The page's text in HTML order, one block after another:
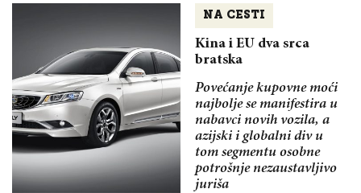
NA CESTI
Kina i EU dva srca
bratska
Povećanje kupovne moći
najbolje se manifestira u
nabavci novih vozila, a
azijski i globalni div u
tom segmentu osobne
potrošnje nezaustavljivo
juriša